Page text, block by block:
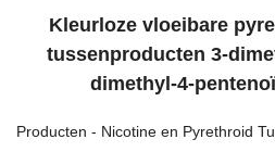
Kleurloze vloeibare
tussenproducten 3-
dimethyl-4-
Producten - Nicotine en Pyrethroid